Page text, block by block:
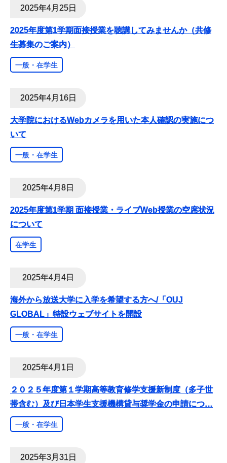
2025年4月25日
2025年度第1学期面接授業を聴講してみませんか（共修
生募集のご案内）
一般・在学生
2025年4月16日
大学院におけるWebカメラを用いた本人確認の実施につ
いて
一般・在学生
2025年4月8日
2025年度第1学期 面接授業・ライブWeb授業の空席状況
について
在学生
2025年4月4日
海外から放送大学に入学を希望する方へ/「OUJ
GLOBAL」特設ウェブサイトを開設
一般・在学生
2025年4月1日
２０２５年度第１学期高等教育修学支援新制度（多子世
帯含む）及び日本学生支援機構貸与奨学金の申請につ…
一般・在学生
2025年3月31日